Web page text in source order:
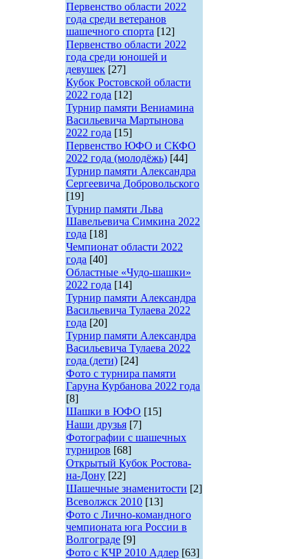
Первенство области 2022
года среди ветеранов
шашечного спорта [12]
Первенство области 2022
года среди юношей и
девушек [27]
Кубок Ростовской области
2022 года [12]
Турнир памяти Вениамина
Васильевича Мартынова
2022 года [15]
Первенство ЮФО и СКФО
2022 года (молодёжь) [44]
Турнир памяти Александра
Сергеевича Добровольского
[19]
Турнир памяти Льва
Шавельевича Симкина 2022
года [18]
Чемпионат области 2022
года [40]
Областные «Чудо-шашки»
2022 года [14]
Турнир памяти Александра
Васильевича Тулаева 2022
года [20]
Турнир памяти Александра
Васильевича Тулаева 2022
года (дети) [24]
Фото с турнира памяти
Гаруна Курбанова 2022 года
[8]
Шашки в ЮФО [15]
Наши друзья [7]
Фотографии с шашечных
турниров [68]
Открытый Кубок Ростова-
на-Дону [22]
Шашечные знаменитости [2]
Всеволжск 2010 [13]
Фото с Лично-командного
чемпионата юга России в
Волгограде [9]
Фото с КЧР 2010 Адлер [63]